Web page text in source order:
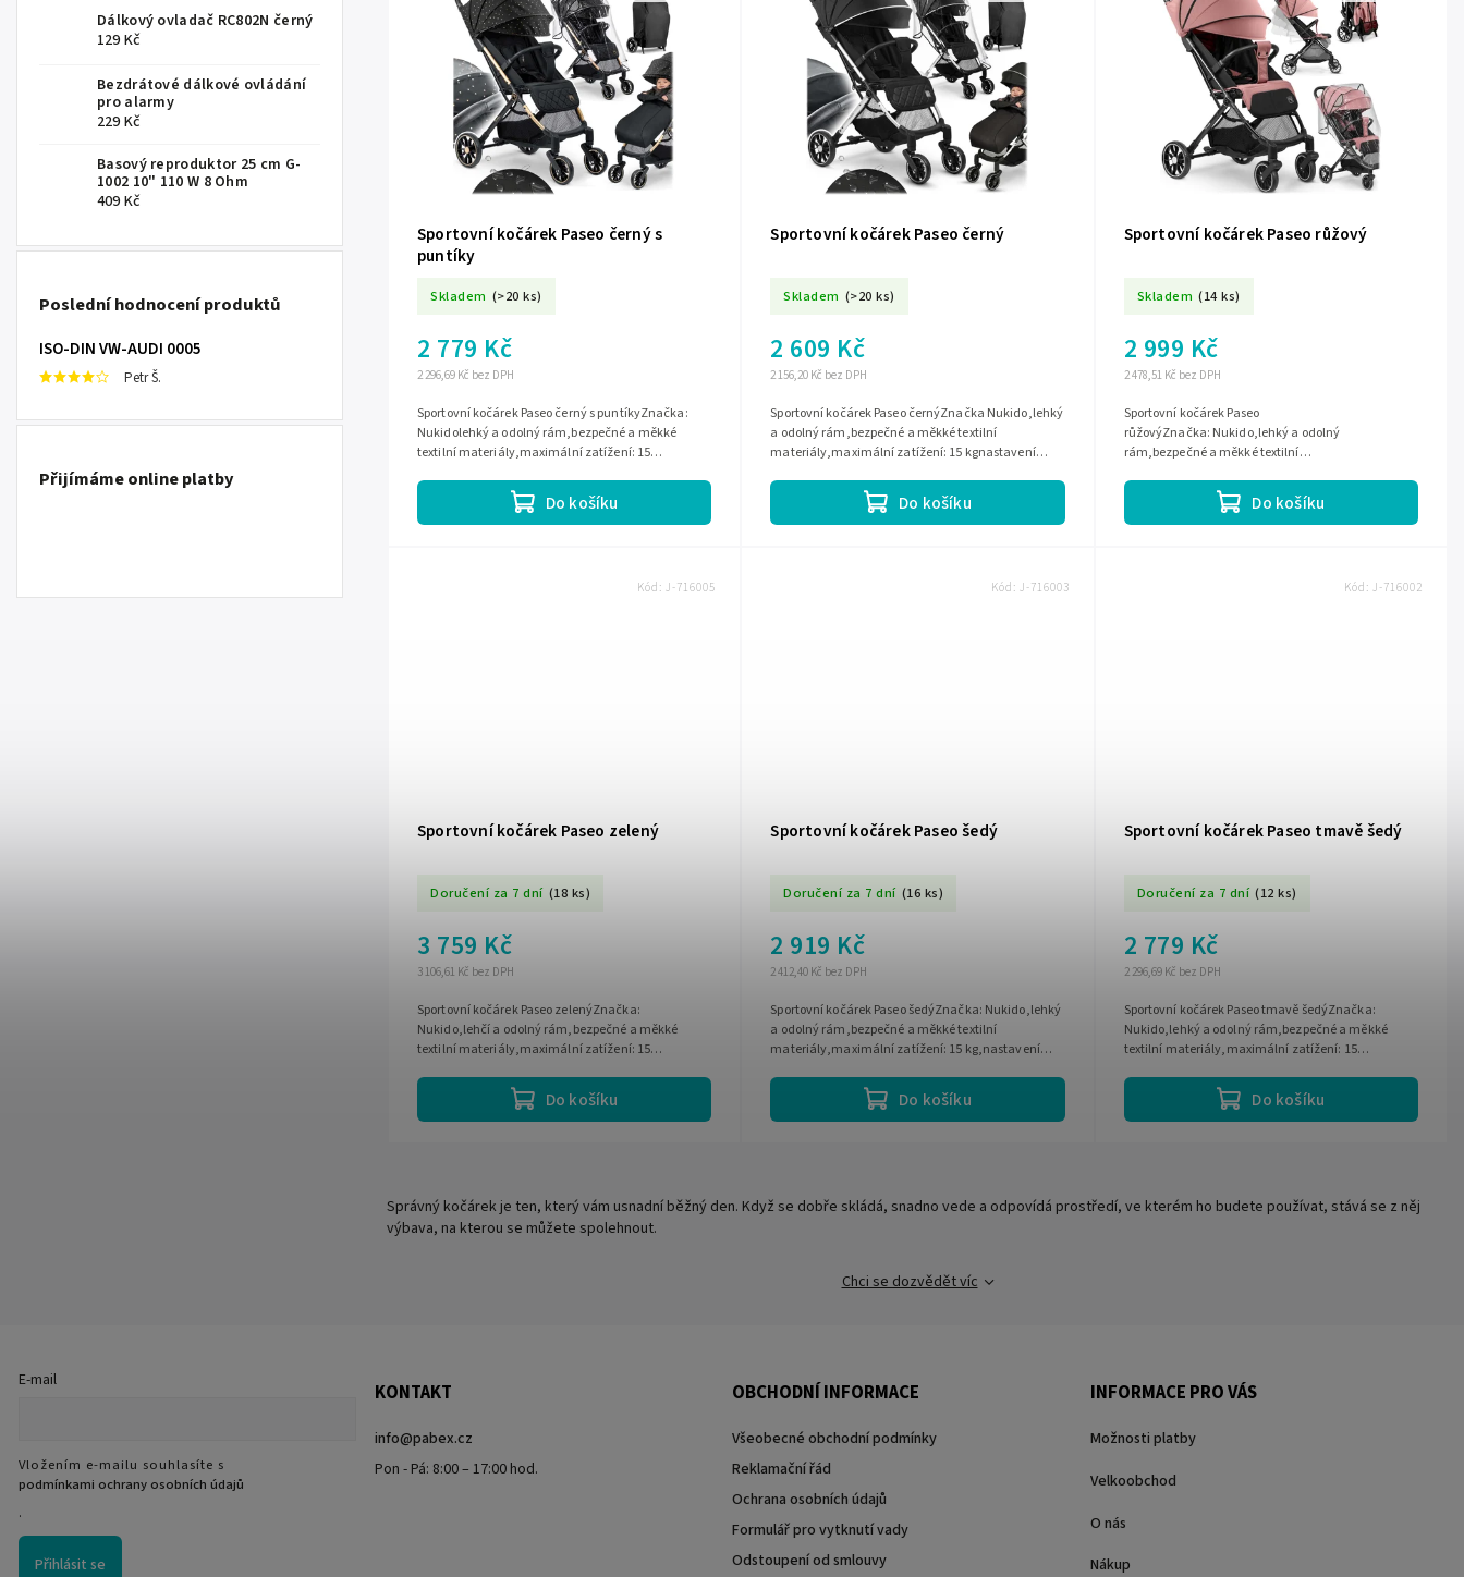
Dálkový ovladač RC802N černý
129 Kč
Bezdrátové dálkové ovládání
pro alarmy
229 Kč
Basový reproduktor 25 cm G-
1002 10" 110 W 8 Ohm
409 Kč
Poslední hodnocení produktů
ISO-DIN VW-AUDI 0005
Petr Š.
Přijímáme online platby
Sportovní kočárek Paseo černý s
puntíky
Skladem (>20 ks)
2 296,69 Kč bez DPH
2 779 Kč
Do košíku
Sportovní kočárek Paseo černý s puntíkyZnačka:
Nukidolehký a odolný rám,bezpečné a měkké
textilní materiály,maximální zatížení: 15
Sportovní kočárek Paseo černý
Skladem (>20 ks)
2 156,20 Kč bez DPH
2 609 Kč
Do košíku
Sportovní kočárek Paseo černýZnačka Nukido,lehký
a odolný rám,bezpečné a měkké textilní
materiály,maximální zatížení: 15 kgnastavení
Sportovní kočárek Paseo růžový
Skladem (14 ks)
2 478,51 Kč bez DPH
2 999 Kč
Do košíku
Sportovní kočárek Paseo
růžovýZnačka: Nukido,lehký a odolný
rám,bezpečné a měkké textilní
sklonu opěradla ,pláštěnka v...
Sportovní kočárek Paseo zelený
Doručení za 7 dní (18 ks)
3 106,61 Kč bez DPH
3 759 Kč
Do košíku
Sportovní kočárek Paseo zelenýZnačka:
Nukido,lehčí a odolný rám,bezpečné a měkké
textilní materiály,maximální zatížení: 15
Kód:J-716005
Sportovní kočárek Paseo šedý
Doručení za 7 dní (16 ks)
2 412,40 Kč bez DPH
2 919 Kč
Do košíku
Sportovní kočárek Paseo šedýZnačka: Nukido,lehký
a odolný rám,bezpečné a měkké textilní
materiály,maximální zatížení: 15 kg,nastavení
Kód: J-716003
Sportovní kočárek Paseo tmavě šedý
Doručení za 7 dní (12 ks)
2 296,69 Kč bez DPH
2 779 Kč
Do košíku
Sportovní kočárek Paseo tmavě šedýZnačka:
Nukido,lehký a odolný rám,bezpečné a měkké
textilní materiály,maximální zatížení: 15
Kód: J-716002
Správný kočárek je ten, který vám usnadní běžný den. Když se dobře skládá, snadno vede a odpovídá prostředí, ve kterém ho budete používat, stává se z něj
výbava, na kterou se můžete spolehnout.
Chci se dozvědět víc
E-mail
Vložením e-mailu souhlasíte s
podmínkami ochrany osobních údajů
.
Přihlásit se
KONTAKT
info@pabex.cz
Pon - Pá: 8:00 – 17:00 hod.
OBCHODNÍ INFORMACE
Všeobecné obchodní podmínky
Reklamační řád
Ochrana osobních údajů
Formulář pro vytknutí vady
Odstoupení od smlouvy
INFORMACE PRO VÁS
Možnosti platby
Velkoobchod
O nás
Nákup